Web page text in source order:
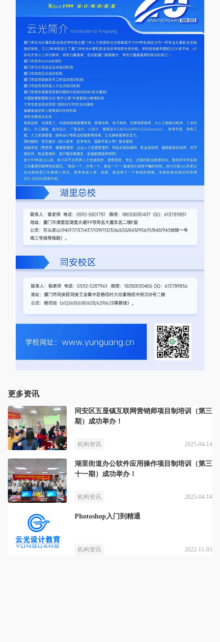
更多资讯
同安区五显镇互联网营销师项目制培训（第三
期）成功举办！
机构资讯 2025-04-14
湖里街道办公软件应用操作项目制培训（第三
十一期）成功举办！
机构资讯 2025-04-14
Photoshop入门到精通
机构资讯 2022-11-03